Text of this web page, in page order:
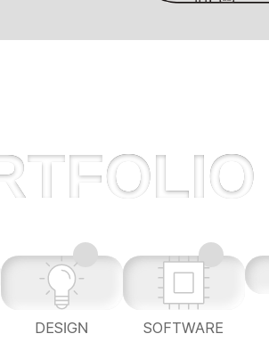
DESIGN SOFTWARE